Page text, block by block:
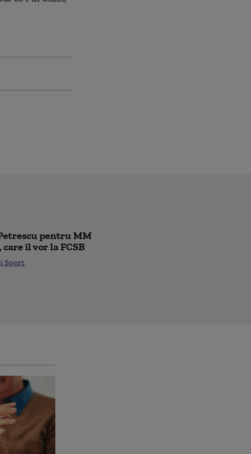
pentru MM
îl vor la FCSB
Sport